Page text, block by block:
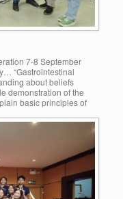
7-8 September
“Gastrointestinal
about beliefs
demonstration of the
basic principles of